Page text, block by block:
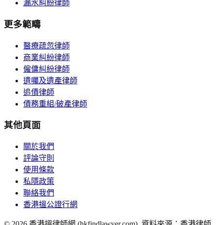
漏水糾紛律師
更多範疇
醫療疏忽律師
商業糾紛律師
僱傭糾紛律師
遺囑及遺產律師
追債律師
債務重組/破產律師
其他頁面
關於我們
評論守則
使用條款
私隱政策
聯絡我們
香港搵公證行網